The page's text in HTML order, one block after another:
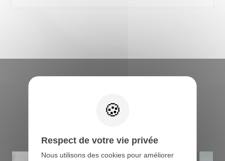
Retrouvez tous les
conseils du boucher
Respect de votre vie privée
Nous utilisons des cookies pour améliorer